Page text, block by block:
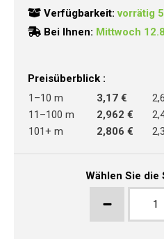
Verfügbarkeit:vorrätig
Bei Ihnen: Mittwoch
Preisüberblick :
1–10 m
3,17 €
11–100 m
2,962 €
101+ m
2,806 €
Wählen Sie die